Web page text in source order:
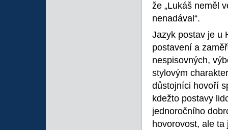
že „Lukáš neměl
nenadával“.
Jazyk postav je u
postavení a
nespisovných,
stylovým
důstojníci hovoří
kdežto postavy
jednoročního
hovorovost, ale